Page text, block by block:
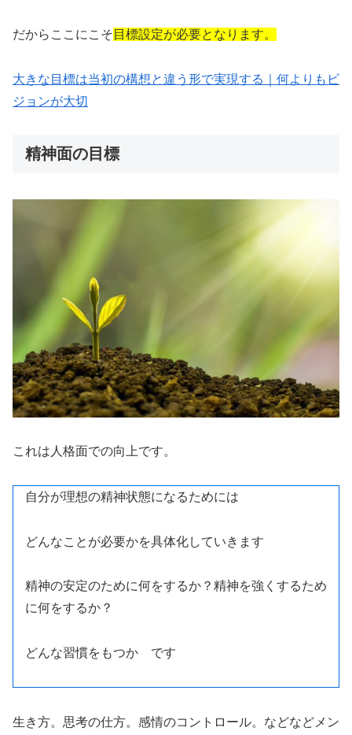
だからここにこそ 目標設定が必要となります。
大きな目標は当初の構想と違う形で実現する｜何よりもビ
ジョンが大切
精神面の目標
これは人格面での向上です。
自分が理想の精神状態になるためには
どんなことが必要かを具体化していきます
精神の安定のために何をするか？精神を強くするため
に何をするか？
どんな習慣をもつか です
生き方。思考の仕方。感情のコントロール。などなどメン